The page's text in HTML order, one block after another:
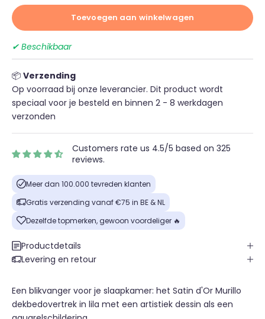
Toevoegen aan winkelwagen
✔ Beschikbaar
📦 Verzending
Op voorraad bij onze leverancier. Dit product wordt
speciaal voor je besteld en binnen 2 - 8 werkdagen
verzonden
Customers rate us 4.5/5 based on 325
reviews.
Meer dan 100.000 tevreden klanten
Gratis verzending vanaf €75 in BE & NL
Dezelfde topmerken, gewoon voordeliger 🔥
Productdetails
Levering en retour
Een blikvanger voor je slaapkamer: het Satin d'Or Murillo
dekbedovertrek in lila met een artistiek dessin als een